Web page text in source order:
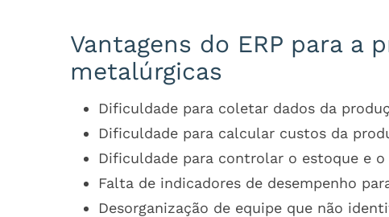
Vantagens do ERP para a
metalúrgicas
Dificuldade para coletar dados da
Dificuldade para calcular custos da
Dificuldade para controlar o estoque e o
Falta de indicadores de desempenho
Desorganização de equipe que não